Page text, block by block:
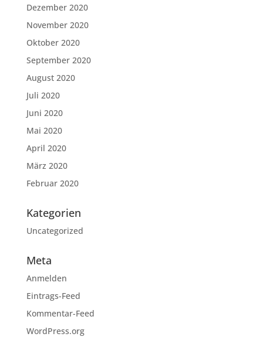
Dezember 2020
November 2020
Oktober 2020
September 2020
August 2020
Juli 2020
Juni 2020
Mai 2020
April 2020
März 2020
Februar 2020
Kategorien
Uncategorized
Meta
Anmelden
Eintrags-Feed
Kommentar-Feed
WordPress.org